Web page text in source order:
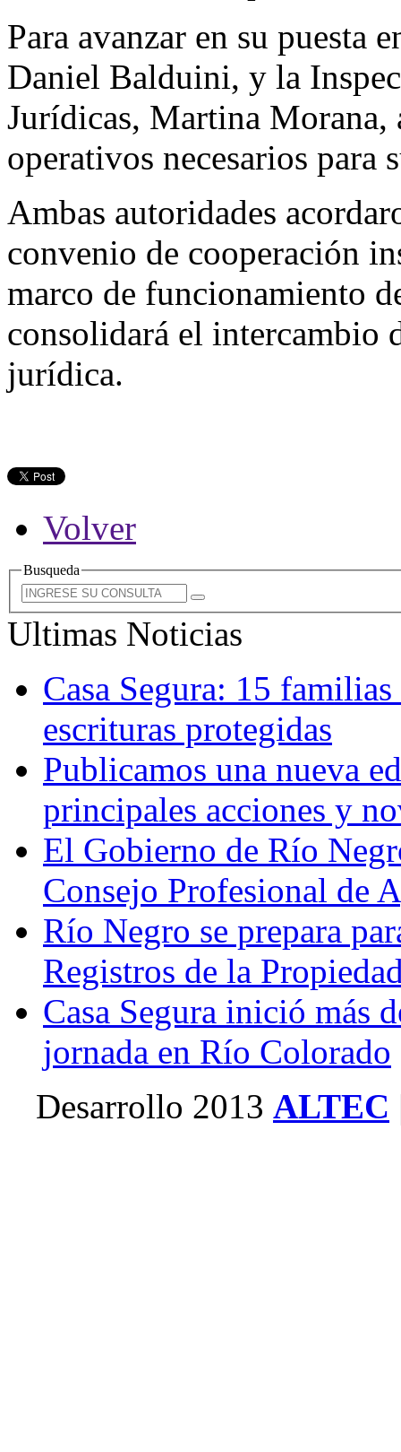
Para avanzar en su puesta
Daniel Balduini, y la
Jurídicas, Martina Morana,
operativos necesarios para
Ambas autoridades
convenio de cooperación
marco de funcionamiento
consolidará el intercambio
jurídica.
Volver
Busqueda
Ultimas Noticias
Casa Segura: 15
escrituras protegidas
Publicamos una nueva
principales acciones y
El Gobierno de Río
Consejo Profesional de
Río Negro se prepara
Registros de la
Casa Segura inició más
jornada en Río Colorado
Desarrollo 2013 ALTEC